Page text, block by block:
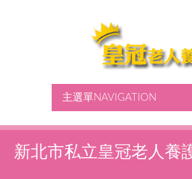
主選單NAVIGATION
新北市私立皇冠老人養